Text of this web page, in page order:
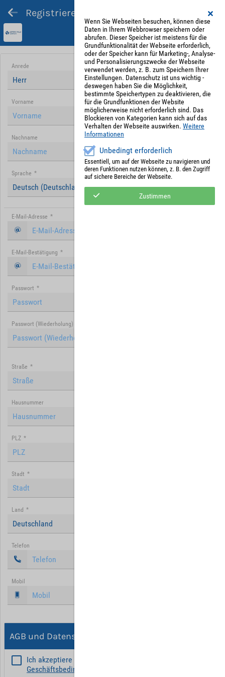
Registrieren und Angebot abgeben
Anrede
Herr
Vorname
Nachname
Sprache *
Deutsch (Deutschland)
E-Mail-Adresse *
E-Mail-Bestätigung *
Passwort *
Passwort (Wiederholung)
Straße *
Hausnummer
PLZ *
Stadt *
Land *
Deutschland
Telefon
Mobil
AGB und Datenschutz
Ich akzeptiere die
Geschäftsbedingungen
Wenn Sie Webseiten besuchen, können diese
Daten in Ihrem Webbrowser speichern oder
abrufen. Dieser Speicher ist meistens für die
Grundfunktionalität der Webseite erforderlich,
oder der Speicher kann für Marketing-, Analyse-
und Personalisierungszwecke der Webseite
verwendet werden, z. B. zum Speichern Ihrer
Einstellungen. Datenschutz ist uns wichtig -
deswegen haben Sie die Möglichkeit,
bestimmte Speichertypen zu deaktivieren, die
für die Grundfunktionen der Website
möglicherweise nicht erforderlich sind. Das
Blockieren von Kategorien kann sich auf das
Verhalten der Webseite auswirken. Weitere
Informationen
Unbedingt erforderlich
Essentiell, um auf der Webseite zu navigieren und
deren Funktionen nutzen können, z. B. den Zugriff
auf sichere Bereiche der Webseite.
Zustimmen